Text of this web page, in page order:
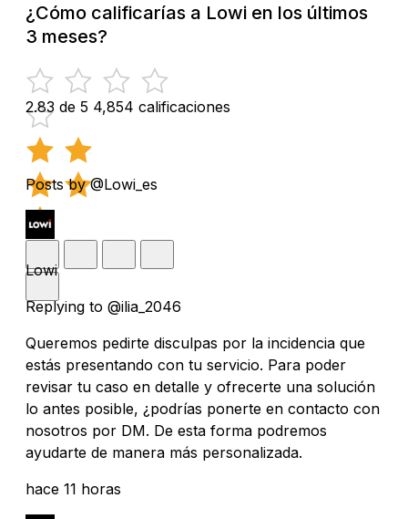
¿Cómo calificarías a Lowi en los últimos
3 meses?
2.83 de 5 4,854 calificaciones
Posts by @Lowi_es
Lowi
Replying to @ilia_2046
Queremos pedirte disculpas por la incidencia que
estás presentando con tu servicio. Para poder
revisar tu caso en detalle y ofrecerte una solución
lo antes posible, ¿podrías ponerte en contacto con
nosotros por DM. De esta forma podremos
ayudarte de manera más personalizada.
hace 11 horas